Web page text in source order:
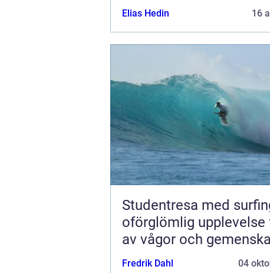
Elias Hedin 16
Studentresa med
oförglömlig upplevelse
av vågor och
Fredrik Dahl 04